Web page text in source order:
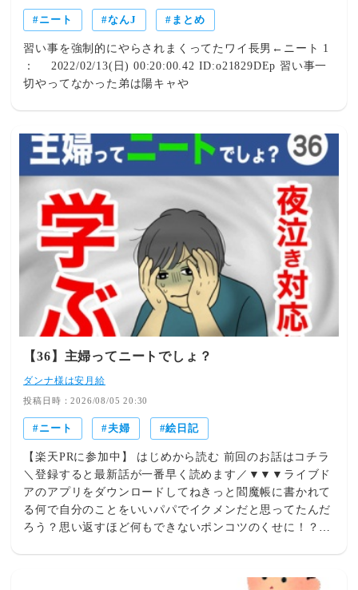
ニート なんJ まとめ
習い事を強制的にやらされまくってたワイ長男←ニート 1
： 2022/02/13(日) 00:20:00.42 ID:o21829DEp 習い事一
切やってなかった弟は陽キャや
【36】主婦ってニートでしょ？
ダンナ様は安月給
投稿日時：2026/08/05 20:30
ニート 夫婦 絵日記
【楽天PRに参加中】 はじめから読む 前回のお話はコチラ
＼登録すると最新話が一番早く読めます／▼▼▼ライブド
アのアプリをダウンロードしてねきっと閻魔帳に書かれて
る何で自分のことをいいパパでイクメンだと思ってたんだ
ろう？思い返すほど何もできないポンコツのくせに！？泣
真っ暗な夜の部屋に響く子供の泣き声はこんなにも精神的